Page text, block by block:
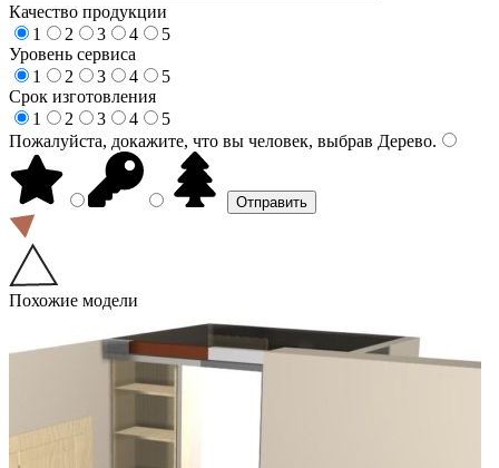
Качество продукции
1
2 3 4
5
Уровень сервиса
1
2 3 4
5
Срок изготовления
1
2 3 4
5
Пожалуйста, докажите, что вы человек, выбрав Дерево.
Похожие модели